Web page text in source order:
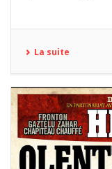
La suite